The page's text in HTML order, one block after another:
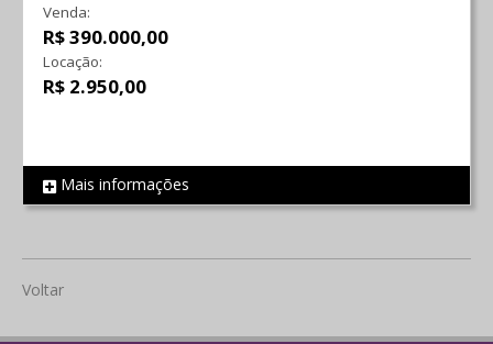
REF 786
Venda:
R$ 390.000,00
Locação:
R$ 2.950,00
Mais informações
Voltar